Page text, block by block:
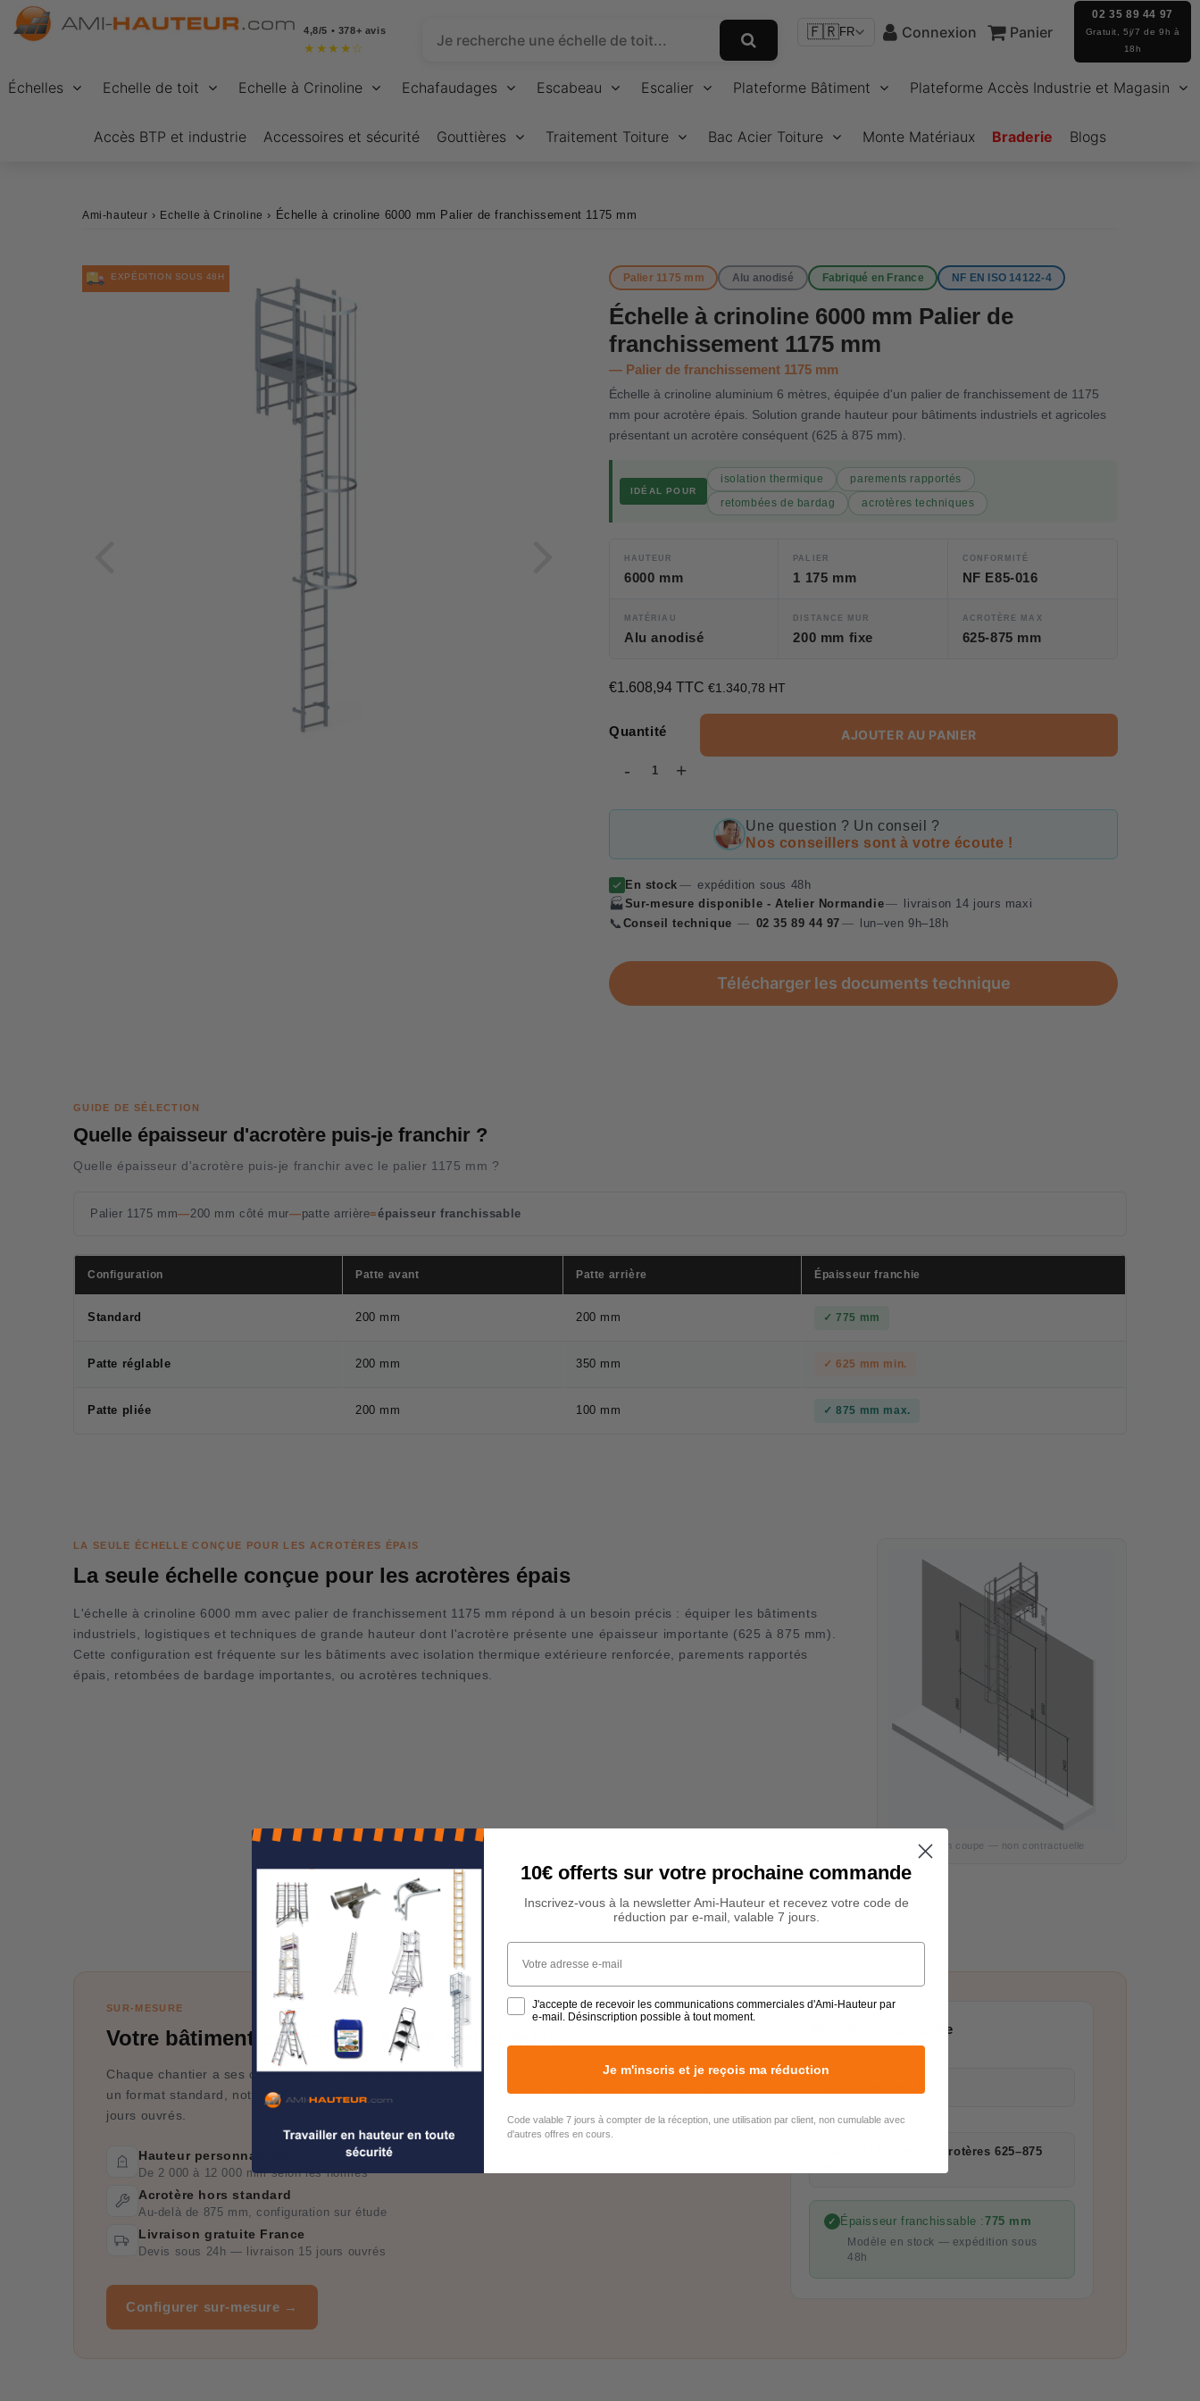
4,8/5 • 378+ avis
★ ★ ★ ★ ☆
🇫🇷FR Connexion Panier
02 35 89 44 97
Gratuit, 5j/7 de 9h à
18h
Échelles Echelle de toit Echelle à Crinoline Echafaudages Escabeau Escalier Plateforme Bâtiment Plateforme Accès Industrie et Magasin
Accès BTP et industrie Accessoires et sécurité Gouttières Traitement Toiture Bac Acier Toiture Monte Matériaux Braderie Blogs
Ami-hauteur › Echelle à Crinoline › Échelle à crinoline 6000 mm Palier de franchissement 1175 mm
EXPÉDITION SOUS 48H Palier 1175 mm Alu anodisé Fabriqué en France NF EN ISO 14122-4
Échelle à crinoline 6000 mm Palier de
franchissement 1175 mm
Palier de franchissement 1175 mm
Échelle à crinoline aluminium 6 mètres, équipée d'un palier de franchissement de 1175
mm pour acrotère épais. Solution grande hauteur pour bâtiments industriels et agricoles
présentant un acrotère conséquent (625 à 875 mm).
IDÉAL POUR
isolation thermique
parements rapportés
retombées de bardag
acrotères techniques
HAUTEUR
6000 mm
PALIER
1 175 mm
CONFORMITÉ
NF E85-016
MATÉRIAU
Alu anodisé
DISTANCE MUR
200 mm fixe
ACROTÈRE MAX
625-875 mm
€1.608,94 TTC €1.608,94
€1.340,78 HT
price
Quantité
- +
AJOUTER AU PANIER
Une question ? Un conseil ?
Nos conseillers sont à votre écoute !
En stock — expédition sous 48h
🏭 Sur-mesure disponible - Atelier Normandie— livraison 14 jours maxi
📞 Conseil technique — 02 35 89 44 97 — lun–ven 9h–18h
Télécharger les documents technique
GUIDE DE SÉLECTION
Quelle épaisseur d'acrotère puis-je franchir ?
Quelle épaisseur d'acrotère puis-je franchir avec le palier 1175 mm ?
Palier 1175 mm—200 mm côté mur—patte arrière=épaisseur franchissable
Configuration Patte avant Patte arrière Épaisseur franchie
Standard 200 mm 200 mm ✓ 775 mm
Patte réglable 200 mm 350 mm ✓ 625 mm min.
Patte pliée 200 mm 100 mm ✓ 875 mm max.
LA SEULE ÉCHELLE CONÇUE POUR LES ACROTÈRES ÉPAIS
La seule échelle conçue pour les acrotères épais
L'échelle à crinoline 6000 mm avec palier de franchissement 1175 mm répond à un besoin précis : équiper les bâtiments
industriels, logistiques et techniques de grande hauteur dont l'acrotère présente une épaisseur importante (625 à 875 mm).
Cette configuration est fréquente sur les bâtiments avec isolation thermique extérieure renforcée, parements rapportés
épais, retombées de bardage importantes, ou acrotères techniques.
Vue en coupe — non contractuelle
SUR-MESURE
Votre bâtiment est unique. Notre atelier aussi.
Chaque chantier a ses contraintes. Si votre acrotère dépasse 875 mm, si la hauteur ne correspond pas à
un format standard, notre atelier Normandie réalise une étude sur devis et livre à la cote exacte sous 15
jours ouvrés.
Hauteur personnalisée
De 2 000 à 12 000 mm selon les normes
Acrotère hors standard
Au-delà de 875 mm, configuration sur étude
Livraison gratuite France
Devis sous 24h — livraison 15 jours ouvrés
Configurer sur-mesure →
Configurateur rapide
TYPE DE PALIER
Palier 1175 mm — acrotères 625–875
✓ Épaisseur franchissable :775 mm
Modèle en stock — expédition sous
48h
10€ offerts sur votre prochaine commande
Inscrivez-vous à la newsletter Ami-Hauteur et recevez votre code de
réduction par e-mail, valable 7 jours.
Votre adresse e-mail
J'accepte de recevoir les communications commerciales d'Ami-Hauteur par
e-mail. Désinscription possible à tout moment.
Je m'inscris et je reçois ma réduction
Code valable 7 jours à compter de la réception, une utilisation par client, non cumulable avec
d'autres offres en cours.